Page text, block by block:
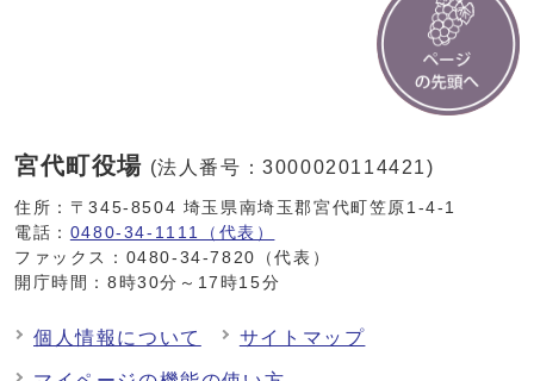
宮代町役場 (法人番号：3000020114421)
住所：〒345-8504 埼玉県南埼玉郡宮代町笠原1-4-1
電話： 0480-34-1111（代表）
ファックス：0480-34-7820（代表）
開庁時間：8時30分～17時15分
個人情報について サイトマップ